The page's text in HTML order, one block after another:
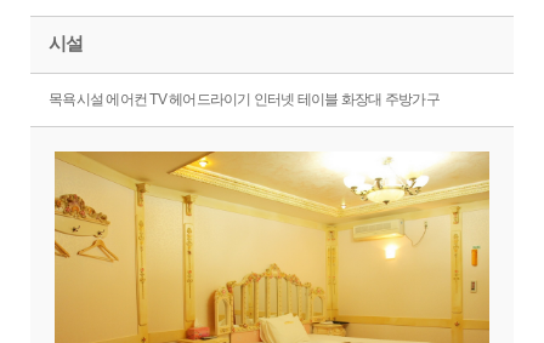
시설
목욕시설 에어컨 TV 헤어드라이기 인터넷 테이블 화장대 주방가구